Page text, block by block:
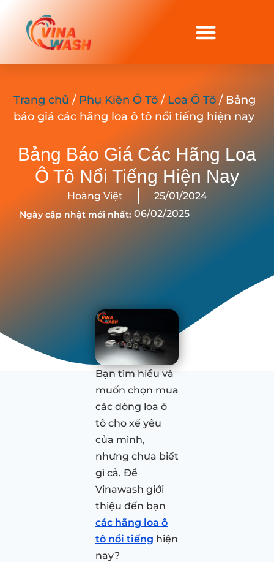
Trang chủ / Phụ Kiện Ô Tô / Loa Ô Tô / Bảng
báo giá các hãng loa ô tô nổi tiếng hiện nay
Bảng Báo Giá Các Hãng Loa
Ô Tô Nổi Tiếng Hiện Nay
Hoàng Việt 25/01/2024
Ngày cập nhật mới nhất: 06/02/2025
Bạn tìm hiểu và
muốn chọn mua
các dòng loa ô
tô cho xế yêu
của mình,
nhưng chưa biết
gì cả. Để
Vinawash giới
thiệu đến bạn
các hãng loa ô
tô nổi tiếng hiện
nay?